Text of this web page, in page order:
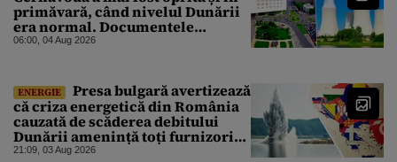
primăvară, când nivelul Dunării
era normal. Documentele
descoperite de Gândul arată că
06:00, 04 Aug 2026
ENERGIE
Presa bulgară avertizează
că criza energetică din România
cauzată de scăderea debitului
Dunării amenință toți furnizorii
balcanici de electricitate
21:09, 03 Aug 2026